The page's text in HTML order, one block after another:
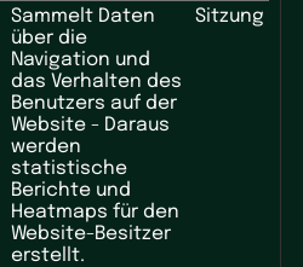
Sammelt Daten
über die
Navigation und
das Verhalten des
Benutzers auf der
Website - Daraus
werden
statistische
Berichte und
Heatmaps für den
Website-Besitzer
erstellt.
Sitzung